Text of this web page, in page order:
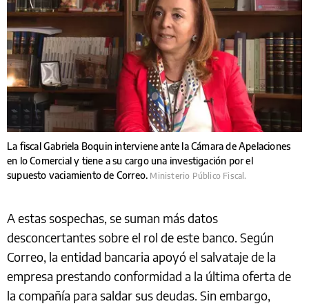
La fiscal Gabriela Boquin interviene ante la Cámara de Apelaciones
en lo Comercial y tiene a su cargo una investigación por el
supuesto vaciamiento de Correo. Ministerio Público Fiscal.
A estas sospechas, se suman más datos
desconcertantes sobre el rol de este banco. Según
Correo, la entidad bancaria apoyó el salvataje de la
empresa prestando conformidad a la última oferta de
la compañía para saldar sus deudas. Sin embargo,